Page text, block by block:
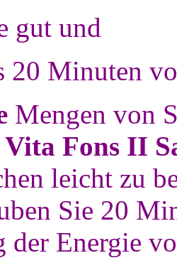
gut und
20 Minuten
Mengen von
Vita Fons II
leicht zu
Sie 20
der Energie